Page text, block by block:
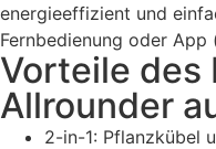
energieeffizient und
Fernbedienung oder App
Vorteile des
Allrounder
2-in-1: Pflanzkübel